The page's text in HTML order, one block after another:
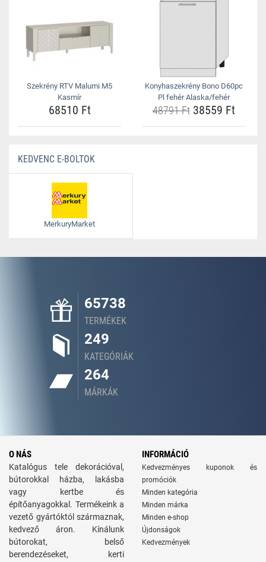
Szekrény RTV Malumi M5
Kasmír
68510 Ft
Konyhaszekrény Bono D60pc
Pl fehér Alaska/fehér
48791 Ft38559 Ft
KEDVENC E-BOLTOK
MerkuryMarket
65738
TERMÉKEK
249
KATEGÓRIÁK
264
MÁRKÁK
O NÁS
Katalógus tele dekorációval,
bútorokkal házba, lakásba
vagy kertbe és
építőanyagokkal. Termékeink a
vezető gyártóktól származnak,
kedvező áron. Kínálunk
bútorokat, belső
berendezéseket, kerti
INFORMÁCIÓ
Kedvezményes kuponok és
promóciók
Minden kategória
Minden márka
Minden e-shop
Újdonságok
Kedvezmények